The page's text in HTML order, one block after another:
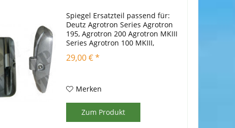
Spiegel Ersatzteil passend für:
Deutz Agrotron Series Agrotron
195, Agrotron 200 Agrotron MKIII
Series Agrotron 100 MKIII,
Agrotron 105 MKIII, Agrotron 106
MKIII, Agrotron 110 MKIII,
29,00 € *
Merken
Zum Produkt